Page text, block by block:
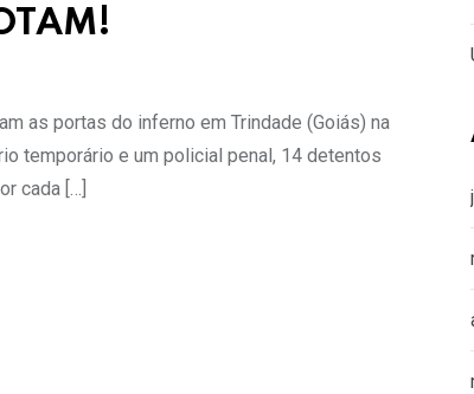
as portas do inferno em Trindade (Goiás) na
temporário e um policial penal, 14 detentos
cada […]